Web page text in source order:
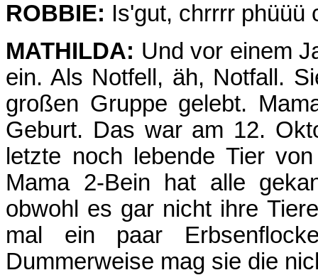
ROBBIE: Is'gut, chrrrr phüüü
MATHILDA: Und vor einem
ein. Als Notfell, äh, Notfall.
großen Gruppe gelebt.
Geburt. Das war am 12.
letzte noch lebende Tier
Mama 2-Bein hat alle
obwohl es gar nicht ihre
mal ein paar
Dummerweise mag sie die